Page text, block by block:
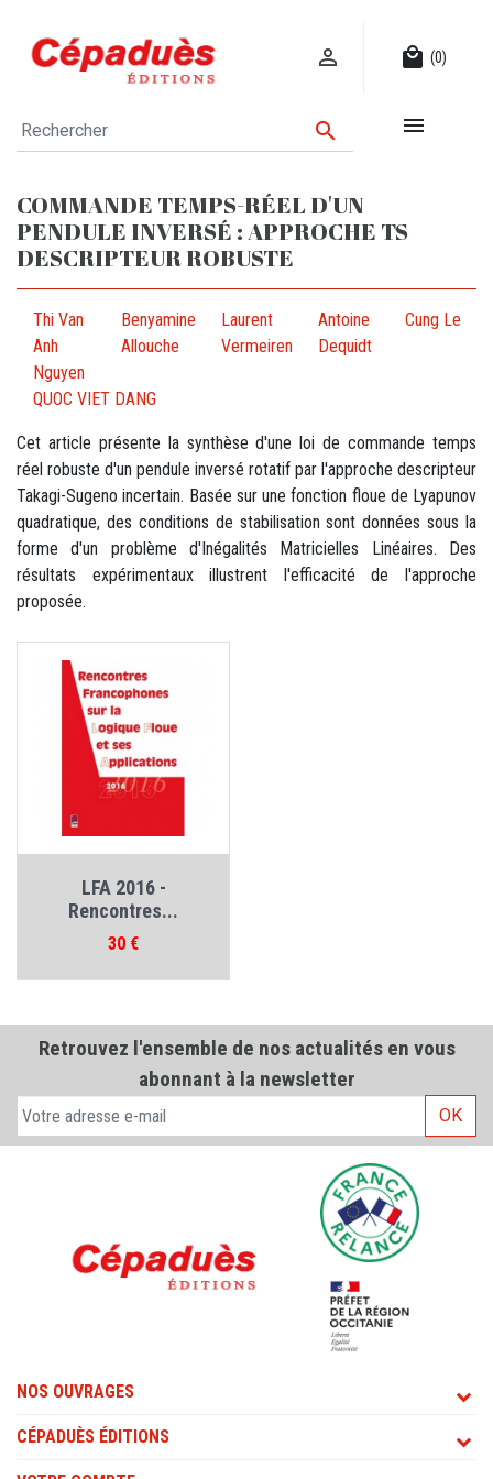
 local_mall (0)
 
COMMANDE TEMPS-RÉEL D'UN
PENDULE INVERSÉ : APPROCHE TS
DESCRIPTEUR ROBUSTE
Thi Van
Anh
Nguyen
Benyamine
Allouche
Laurent
Vermeiren
Antoine
Dequidt
Cung Le
QUOC VIET DANG
Cet article présente la synthèse d'une loi de commande temps
réel robuste d'un pendule inversé rotatif par l'approche descripteur
Takagi-Sugeno incertain. Basée sur une fonction floue de Lyapunov
quadratique, des conditions de stabilisation sont données sous la
forme d'un problème d'Inégalités Matricielles Linéaires. Des
résultats expérimentaux illustrent l'efficacité de l'approche
proposée.
LFA 2016 -
Rencontres...
Prix
30 €
Retrouvez l'ensemble de nos actualités en vous
abonnant à la newsletter
OK
NOS OUVRAGES
CÉPADUÈS ÉDITIONS